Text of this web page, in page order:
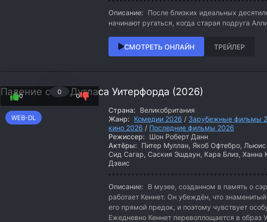
Описание:
После близких идеальных
начинают ругаться, когда старая подруга
СМОТРЕТЬ ОНЛАЙН ТРЕЙЛЕР
Падение сэра Дугласа Уитерфорда (2026)
WEB-DL
0
0 0
Страна:
Великобритания
Жанр:
Комедии 2026 / Зарубежные фильмы
кино 2026 / Последние фильмы 2026
Режиссер:
Шон Роберт Данн
Актёры:
Питер Муллан, Якоб Офтебро,
Сид Сагар, Саския Эшдаун, Кара Близ, Ханна
Дэвис
Описание:
В музее, созданном в память о
работает Кеннет. Он убеждён, что
его прямой предок, и поэтому чувствует
Ежедневно Кеннет перевоплощается в образ